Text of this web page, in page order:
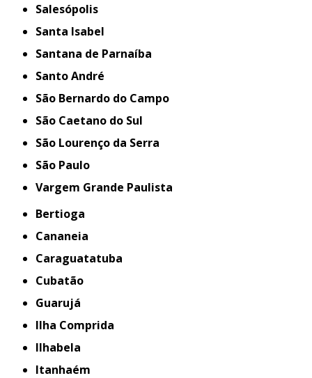
Salesópolis
Santa Isabel
Santana de Parnaíba
Santo André
São Bernardo do Campo
São Caetano do Sul
São Lourenço da Serra
São Paulo
Vargem Grande Paulista
Bertioga
Cananeia
Caraguatatuba
Cubatão
Guarujá
Ilha Comprida
Ilhabela
Itanhaém